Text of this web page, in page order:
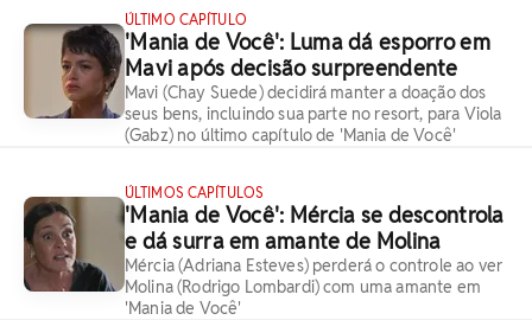
ÚLTIMO CAPÍTULO
'Mania de Você': Luma dá esporro em
Mavi após decisão surpreendente
Mavi (Chay Suede) decidirá manter a doação dos
seus bens, incluindo sua parte no resort, para Viola
(Gabz) no último capítulo de 'Mania de Você'
ÚLTIMOS CAPÍTULOS
'Mania de Você': Mércia se descontrola
e dá surra em amante de Molina
Mércia (Adriana Esteves) perderá o controle ao ver
Molina (Rodrigo Lombardi) com uma amante em
'Mania de Você'